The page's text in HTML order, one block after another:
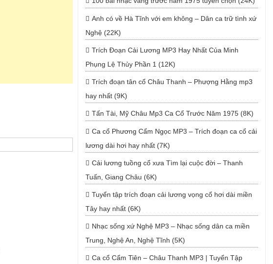
Anh có về Hà Tĩnh với em không – Dân ca trữ tình xứ
Nghệ (22K)
Trích Đoạn Cải Lương MP3 Hay Nhất Của Minh
Phụng Lệ Thủy Phần 1 (12K)
Trích đoạn tân cổ Châu Thanh – Phượng Hằng mp3
hay nhất (9K)
Tấn Tài, Mỹ Châu Mp3 Ca Cổ Trước Năm 1975 (8K)
Ca cổ Phương Cẩm Ngọc MP3 – Trích đoạn ca cổ cải
lương dài hơi hay nhất (7K)
Cải lương tuồng cổ xưa Tìm lại cuộc đời – Thanh
Tuấn, Giang Châu (6K)
Tuyển tập trích đoạn cải lương vọng cổ hơi dài miền
Tây hay nhất (6K)
Nhạc sống xứ Nghệ MP3 – Nhạc sống dân ca miền
Trung, Nghệ An, Nghệ Tĩnh (5K)
Ca cổ Cẩm Tiên – Châu Thanh MP3 | Tuyển Tập